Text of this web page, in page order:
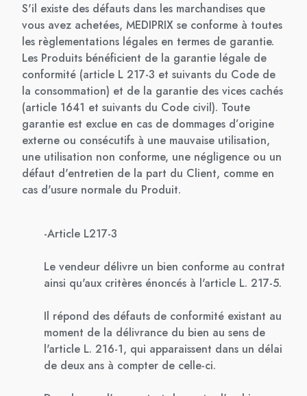
S'il existe des défauts dans les marchandises que
vous avez achetées, MEDIPRIX se conforme à toutes
les règlementations légales en termes de garantie.
Les Produits bénéficient de la garantie légale de
conformité (article L 217-3 et suivants du Code de
la consommation) et de la garantie des vices cachés
(article 1641 et suivants du Code civil). Toute
garantie est exclue en cas de dommages d’origine
externe ou consécutifs à une mauvaise utilisation,
une utilisation non conforme, une négligence ou un
défaut d'entretien de la part du Client, comme en
cas d'usure normale du Produit.
-Article L217-3
Le vendeur délivre un bien conforme au contrat
ainsi qu'aux critères énoncés à l'article L. 217-5.
Il répond des défauts de conformité existant au
moment de la délivrance du bien au sens de
l'article L. 216-1, qui apparaissent dans un délai
de deux ans à compter de celle-ci.